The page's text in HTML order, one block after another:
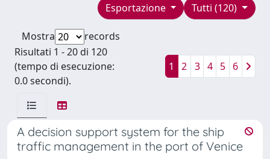
Tutti (120)
Esportazione
Mostra
records
Risultati 1 - 20 di 120
(tempo di esecuzione:
0.0 secondi).
1 2 3 4 5 6
A decision support system for the ship
traffic management in the port of Venice